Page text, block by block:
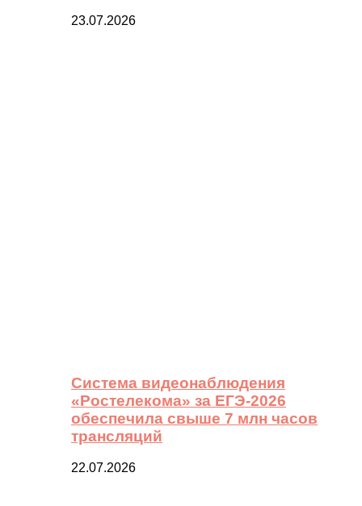
23.07.2026
Система видеонаблюдения
«Ростелекома» за ЕГЭ-2026
обеспечила свыше 7 млн часов
трансляций
22.07.2026